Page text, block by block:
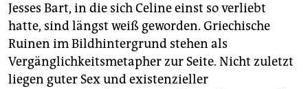
Jesses Bart, in die sich Celine einst so verliebt
hatte, sind längst weiß geworden. Griechische
Ruinen im Bildhintergrund stehen als
Vergänglichkeitsmetapher zur Seite. Nicht zuletzt
liegen guter Sex und existenzieller